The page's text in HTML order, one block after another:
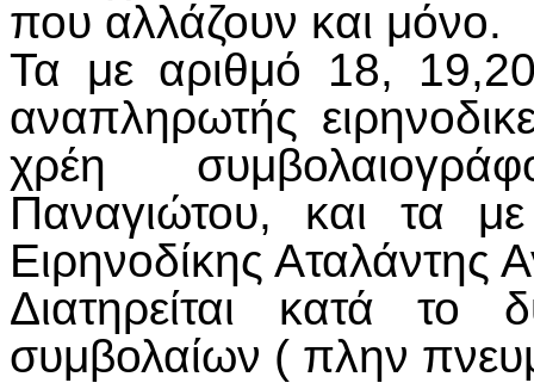
που αλλάζουν και μόνο.
Τα με αριθμό 18,
αναπληρωτής
χρέη
Παναγιώτου, και τα
Ειρηνοδίκης Αταλάντης
Διατηρείται κατά
συμβολαίων ( πλην